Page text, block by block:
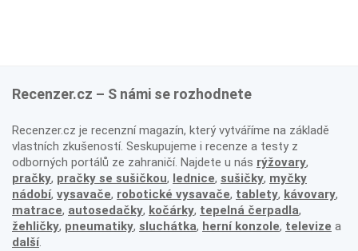
Recenzer.cz – S námi se rozhodnete
Recenzer.cz je recenzní magazín, který vytváříme na základě
vlastních zkušeností. Seskupujeme i recenze a testy z
odborných portálů ze zahraničí. Najdete u nás rýžovary,
pračky, pračky se sušičkou, lednice, sušičky, myčky
nádobí, vysavače, robotické vysavače, tablety, kávovary,
matrace, autosedačky, kočárky, tepelná čerpadla,
žehličky, pneumatiky, sluchátka, herní konzole, televize a
další.